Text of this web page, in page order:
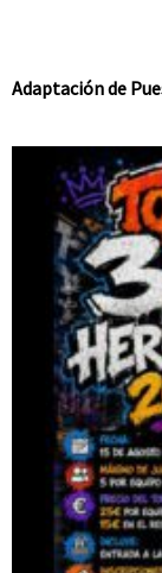
Adaptación de